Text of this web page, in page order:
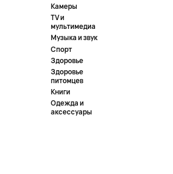
Камеры
TV и
мультимедиа
Музыка и звук
Спорт
Здоровье
Здоровье
питомцев
Книги
Одежда и
аксессуары